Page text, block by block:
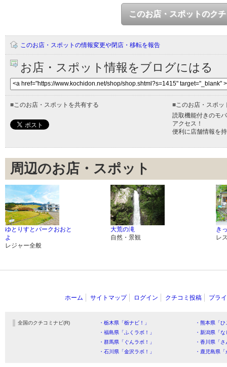
このお店・スポットのク
このお店・スポットの情報変更や閉店・移転を報告
お店・スポット情報をブログにはる
■ このお店・スポットを共有する ■ このお店・スポ
読取機能付きのモ
アクセス！
便利に店舗情報を
周辺のお店・スポット
ゆとりすとパークおおと
よ
レジャー全般
大荒の滝
自然・景観
き
レ
ホーム サイトマップ ログイン クチコミ投稿 プラ
全国のクチコミナビ(R) ・栃木県「栃ナビ！」
・熊本県「
・福島県「ふくラボ！」
・新潟県「
・群馬県「ぐんラボ！」
・香川県「
・石川県「金沢ラボ！」
・鹿児島県